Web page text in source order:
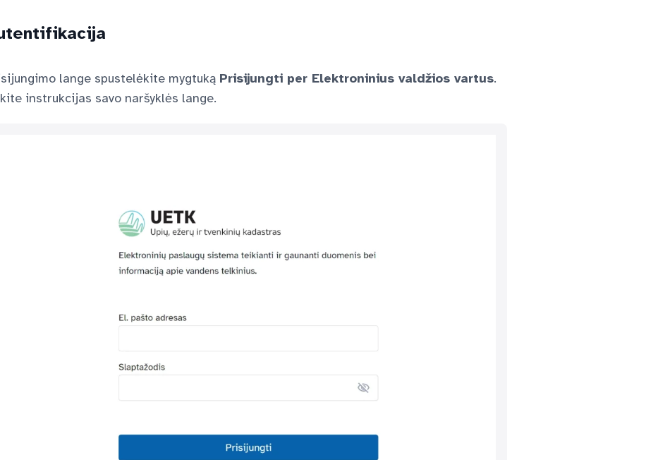
lange spustelėkite mygtuką Prisijungti per Elektroninius valdžios vartus.
instrukcijas savo naršyklės lange.